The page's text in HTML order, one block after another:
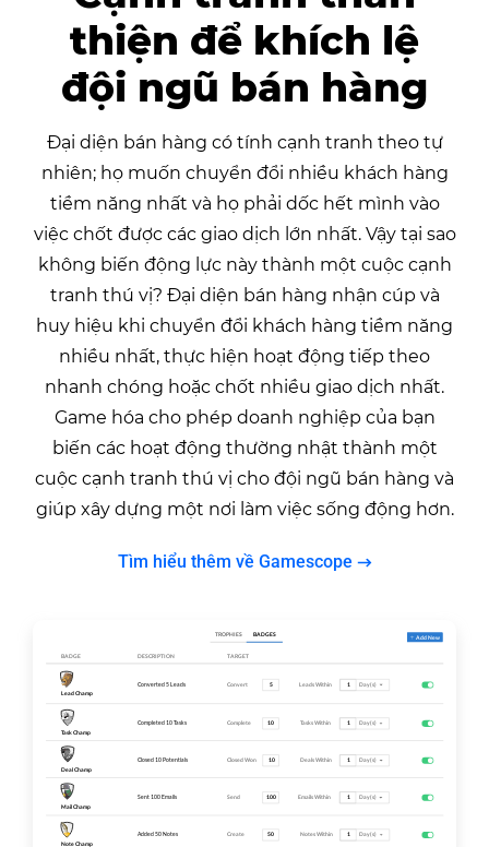
thiện để khích lệ
đội ngũ bán hàng
Đại diện bán hàng có tính cạnh tranh theo tự
nhiên; họ muốn chuyển đổi nhiều khách hàng
tiềm năng nhất và họ phải dốc hết mình vào
việc chốt được các giao dịch lớn nhất. Vậy tại sao
không biến động lực này thành một cuộc cạnh
tranh thú vị? Đại diện bán hàng nhận cúp và
huy hiệu khi chuyển đổi khách hàng tiềm năng
nhiều nhất, thực hiện hoạt động tiếp theo
nhanh chóng hoặc chốt nhiều giao dịch nhất.
Game hóa cho phép doanh nghiệp của bạn
biến các hoạt động thường nhật thành một
cuộc cạnh tranh thú vị cho đội ngũ bán hàng và
giúp xây dựng một nơi làm việc sống động hơn.
Tìm hiểu thêm về Gamescope